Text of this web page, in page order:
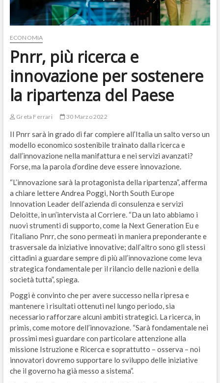
ECONOMIA
Pnrr, più ricerca e
innovazione per sostenere
la ripartenza del Paese
Greta Ferrari 30 Marzo 2022
Il Pnrr sarà in grado di far compiere all’Italia un salto verso un
modello economico sostenibile trainato dalla ricerca e
dall’innovazione nella manifattura e nei servizi avanzati?
Forse, ma la parola d’ordine deve essere innovazione.
“L’innovazione sarà la protagonista della ripartenza”, afferma
a chiare lettere Andrea Poggi, North South Europe
Innovation Leader dell’azienda di consulenza e servizi
Deloitte, in un’intervista al Corriere. “Da un lato abbiamo i
nuovi strumenti di supporto, come la Next Generation Eu e
l’italiano Pnrr, che sono permeati in maniera preponderante e
trasversale da iniziative innovative; dall’altro sono gli stessi
cittadini a guardare sempre di più all’innovazione come leva
strategica fondamentale per il rilancio delle nazioni e della
società tutta”, spiega.
Poggi è convinto che per avere successo nella ripresa e
mantenere i risultati ottenuti nel lungo periodo, sia
necessario rafforzare alcuni ambiti strategici. La ricerca, in
primis, come motore dell’innovazione. “Sarà fondamentale nei
prossimi mesi guardare con particolare attenzione alla
missione Istruzione e Ricerca e soprattutto – osserva – noi
innovatori dovremo supportare lo sviluppo delle iniziative
che il governo ha già messo a sistema”.